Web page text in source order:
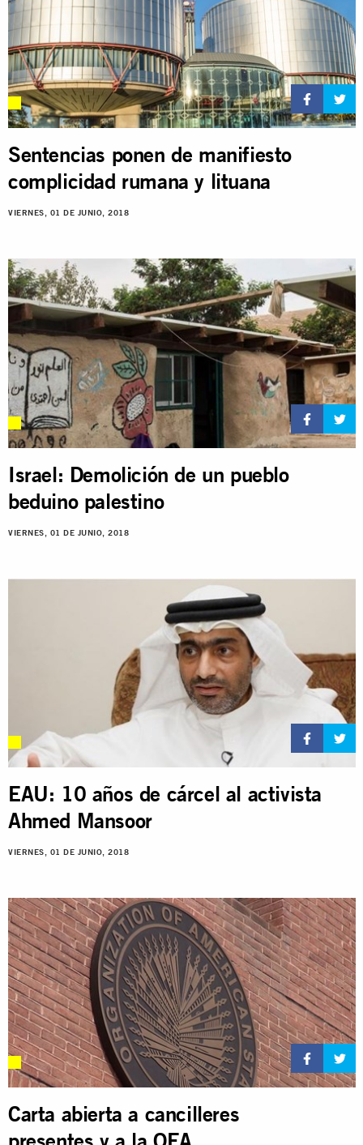
Sentencias ponen de manifiesto
complicidad rumana y lituana
VIERNES, 01 DE JUNIO, 2018
Israel: Demolición de un pueblo
beduino palestino
VIERNES, 01 DE JUNIO, 2018
EAU: 10 años de cárcel al activista
Ahmed Mansoor
VIERNES, 01 DE JUNIO, 2018
Carta abierta a cancilleres